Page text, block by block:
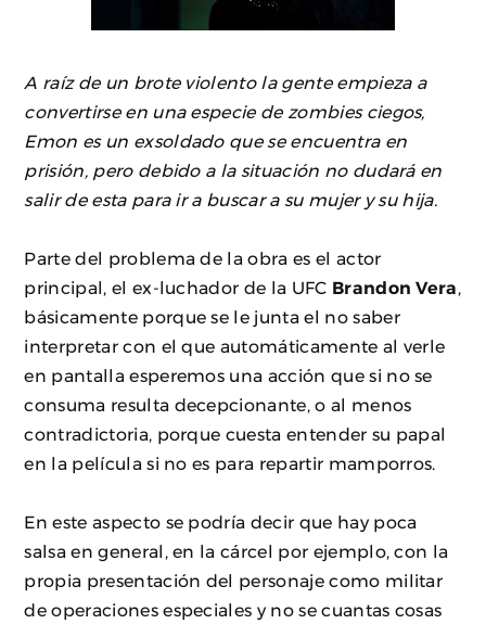
A raíz de un brote violento la gente empieza a
convertirse en una especie de zombies ciegos,
Emon es un exsoldado que se encuentra en
prisión, pero debido a la situación no dudará en
salir de esta para ir a buscar a su mujer y su hija.
Parte del problema de la obra es el actor
principal, el ex-luchador de la UFC Brandon Vera,
básicamente porque se le junta el no saber
interpretar con el que automáticamente al verle
en pantalla esperemos una acción que si no se
consuma resulta decepcionante, o al menos
contradictoria, porque cuesta entender su papal
en la película si no es para repartir mamporros.
En este aspecto se podría decir que hay poca
salsa en general, en la cárcel por ejemplo, con la
propia presentación del personaje como militar
de operaciones especiales y no se cuantas cosas